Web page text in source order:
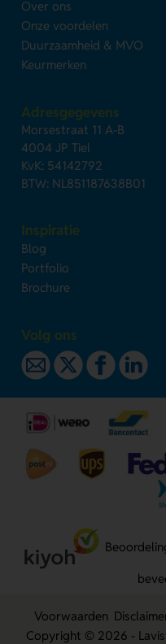
Over ons
Onze voordelen
Duurzaamheid & MVO
Keurmerken
Adresgegevens
Morsestraat 11 A-B
4004 JP Tiel
KvK: 54142792
BTW: NL851187638B01
Inspiratie
Blog
Portfolio
Brochure
Volg ons
Voorwaarden
Copyright © 2026 -